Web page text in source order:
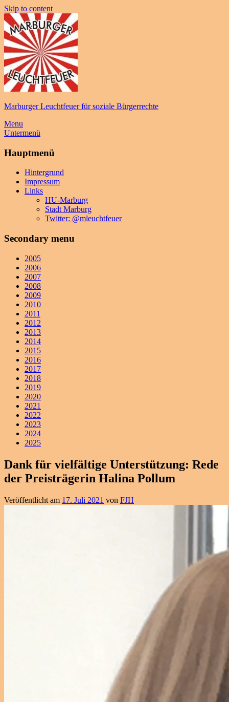
Skip to content
Marburger Leuchtfeuer für soziale Bürgerrechte
Menu
Untermenü
Hauptmenü
Hintergrund
Impressum
Links
HU-Marburg
Stadt Marburg
Twitter: @mleuchtfeuer
Secondary menu
2005
2006
2007
2008
2009
2010
2011
2012
2013
2014
2015
2016
2017
2018
2019
2020
2021
2022
2023
2024
2025
Dank für vielfältige Unterstützung: Rede
der Preisträgerin Halina Pollum
Veröffentlicht am 17. Juli 2021 von FJH